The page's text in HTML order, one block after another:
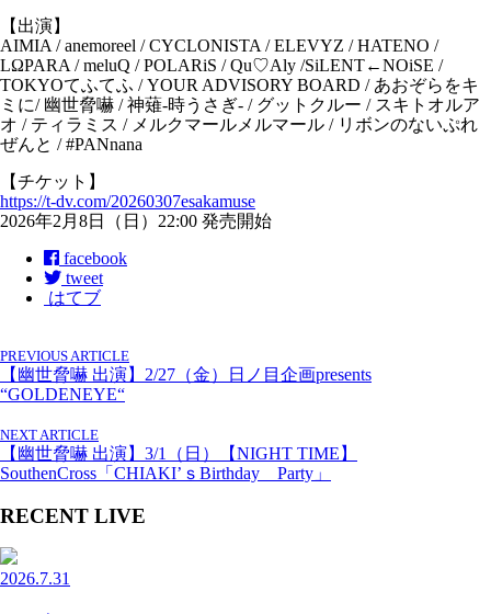
【出演】
AIMIA / anemoreel / CYCLONISTA / ELEVYZ / HATENO /
LΩPARA / meluQ / POLARiS / Qu♡Aly /SiLENT←NOiSE /
TOKYOてふてふ / YOUR ADVISORY BOARD / あおぞらをキ
ミに/ 幽世脅嚇 / 神薙-時うさぎ- / グットクルー / スキトオルア
オ / ティラミス / メルクマールメルマール / リボンのないぷれ
ぜんと / #PANnana
【チケット】
https://t-dv.com/20260307esakamuse
2026年2月8日（日）22:00 発売開始
facebook
tweet
はてブ
PREVIOUS ARTICLE
【幽世脅嚇 出演】2/27（金）日ノ目企画presents
“GOLDENEYE“
NEXT ARTICLE
【幽世脅嚇 出演】3/1（日）【NIGHT TIME】
SouthenCross「CHIAKI’ｓBirthday Party」
RECENT LIVE
2026.7.31